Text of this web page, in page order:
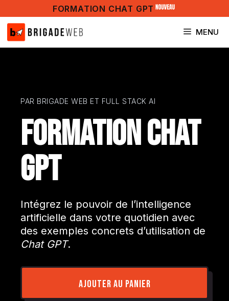
au
contenu
FORMATION CHAT GPT
MENU
PAR BRIGADE WEB ET FULL STACK AI
FORMATION CHAT
GPT
Intégrez le pouvoir de l’intelligence
artificielle dans votre quotidien avec
des exemples concrets d’utilisation de
Chat GPT.
AJOUTER AU PANIER